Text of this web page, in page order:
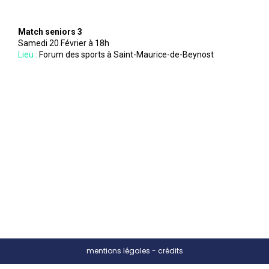
Match seniors 3
Samedi 20 Février à 18h
Lieu : Forum des sports à Saint-Maurice-de-Beynost
mentions légales - crédits